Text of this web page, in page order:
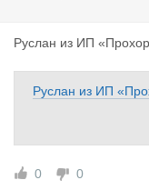
Руслан из ИП
Руслан из ИП
0 0